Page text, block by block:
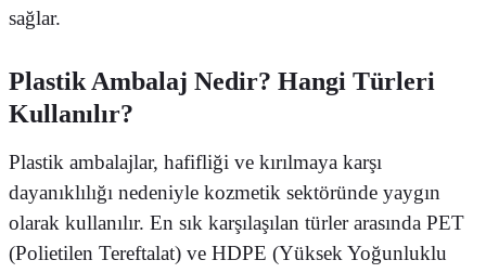
sağlar.
Plastik Ambalaj Nedir? Hangi Türleri
Kullanılır?
Plastik ambalajlar, hafifliği ve kırılmaya karşı
dayanıklılığı nedeniyle kozmetik sektöründe yaygın
olarak kullanılır. En sık karşılaşılan türler arasında PET
(Polietilen Tereftalat) ve HDPE (Yüksek Yoğunluklu